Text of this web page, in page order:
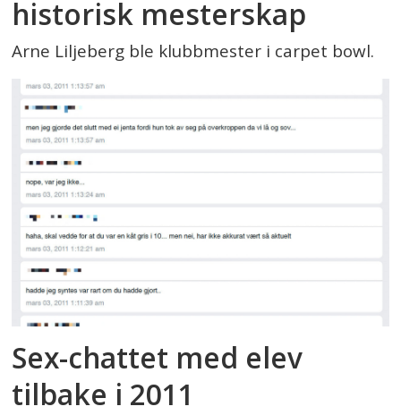
historisk mesterskap
Arne Liljeberg ble klubbmester i carpet bowl.
Sex-chattet med elev
tilbake i 2011